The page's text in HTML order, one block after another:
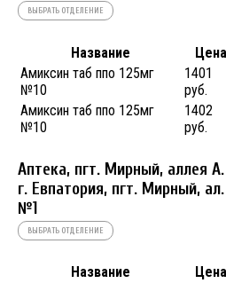
ВЫБРАТЬ ОТДЕЛЕНИЕ
Название Цена
Амиксин таб ппо 125мг
№10
1401
руб.
Амиксин таб ппо 125мг
№10
1402
руб.
Аптека, пгт. Мирный, аллея
г. Евпатория, пгт. Мирный,
№1
ВЫБРАТЬ ОТДЕЛЕНИЕ
Название Цена